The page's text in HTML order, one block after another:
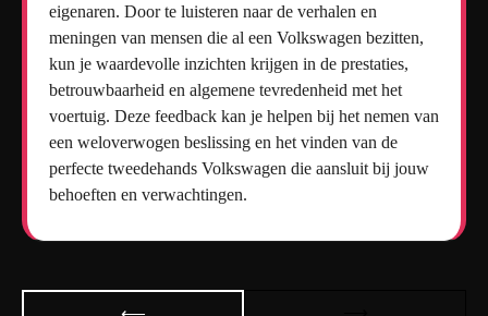
eigenaren. Door te luisteren naar de verhalen en
meningen van mensen die al een Volkswagen bezitten,
kun je waardevolle inzichten krijgen in de prestaties,
betrouwbaarheid en algemene tevredenheid met het
voertuig. Deze feedback kan je helpen bij het nemen van
een weloverwogen beslissing en het vinden van de
perfecte tweedehands Volkswagen die aansluit bij jouw
behoeften en verwachtingen.